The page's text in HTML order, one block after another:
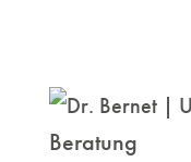
Beratung